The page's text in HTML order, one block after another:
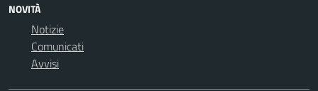
NOVITÀ
Notizie
Comunicati
Avvisi